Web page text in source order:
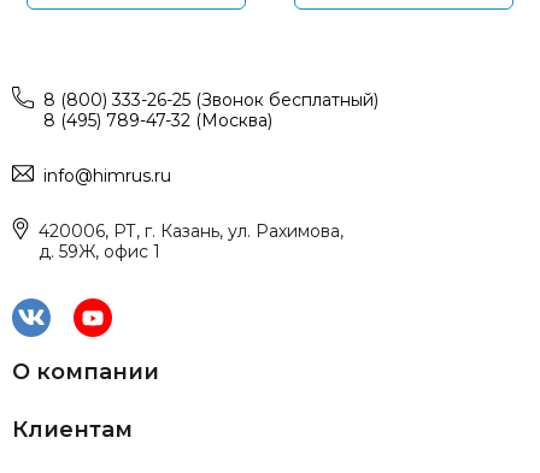
8 (800) 333-26-25 (Звонок бесплатный)
8 (495) 789-47-32 (Москва)
info@himrus.ru
420006, РТ, г. Казань, ул. Рахимова,
д. 59Ж, офис 1
О компании
Клиентам